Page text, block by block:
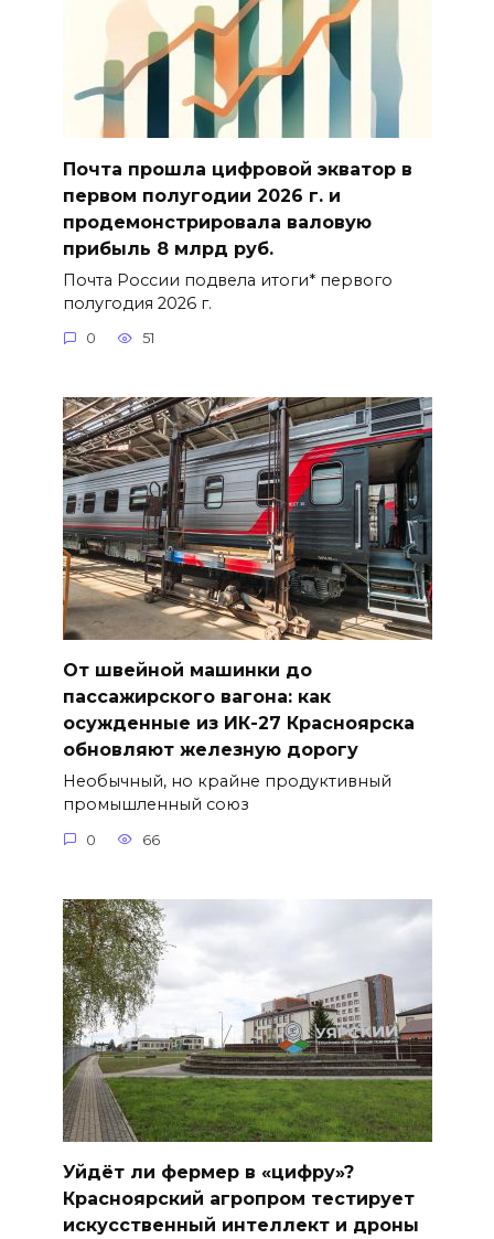
Почта прошла цифровой экватор в
первом полугодии 2026 г. и
продемонстрировала валовую
прибыль 8 млрд руб.
Почта России подвела итоги* первого
полугодия 2026 г.
0 51
От швейной машинки до
пассажирского вагона: как
осужденные из ИК-27 Красноярска
обновляют железную дорогу
Необычный, но крайне продуктивный
промышленный союз
0 66
Уйдёт ли фермер в «цифру»?
Красноярский агропром тестирует
искусственный интеллект и дроны